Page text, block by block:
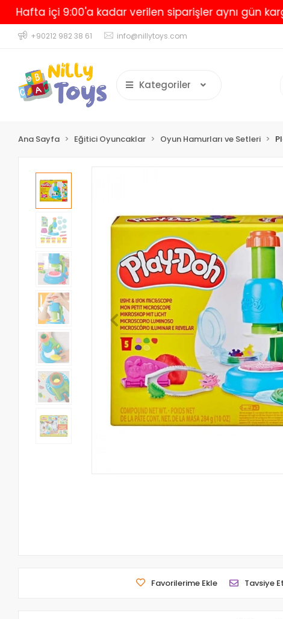
içi 9:00'a kadar verilen siparişler aynı gün kargoda!
+90212 982 38 61 info@nillytoys.com
Kategoriler
Ana Sayfa Eğitici Oyuncaklar Oyun Hamurları ve Setleri
Favorilerime Ekle Tavsiye Et